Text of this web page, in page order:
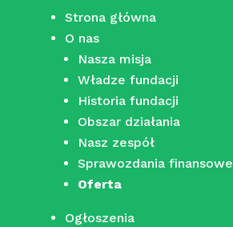
Strona główna
O nas
Nasza misja
Władze fundacji
Historia fundacji
Obszar działania
Nasz zespół
Sprawozdania finansowe
Oferta
Ogłoszenia